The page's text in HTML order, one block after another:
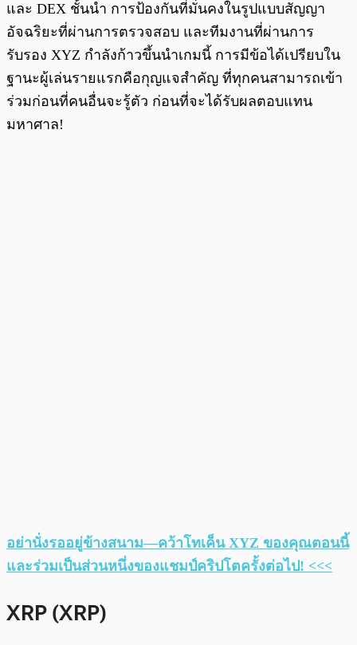
และ DEX ชั้นนำ การป้องกันที่มั่นคงในรูปแบบสัญญา
อัจฉริยะที่ผ่านการตรวจสอบ และทีมงานที่ผ่านการ
รับรอง XYZ กำลังก้าวขึ้นนำเกมนี้ การมีข้อได้เปรียบใน
ฐานะผู้เล่นรายแรกคือกุญแจสำคัญ ที่ทุกคนสามารถเข้า
ร่วมก่อนที่คนอื่นจะรู้ตัว ก่อนที่จะได้รับผลตอบแทน
มหาศาล!
อย่านั่งรออยู่ข้างสนาม—คว้าโทเค็น XYZ ของคุณตอนนี้
และร่วมเป็นส่วนหนึ่งของแชมป์คริปโตครั้งต่อไป! <<<
XRP (XRP)